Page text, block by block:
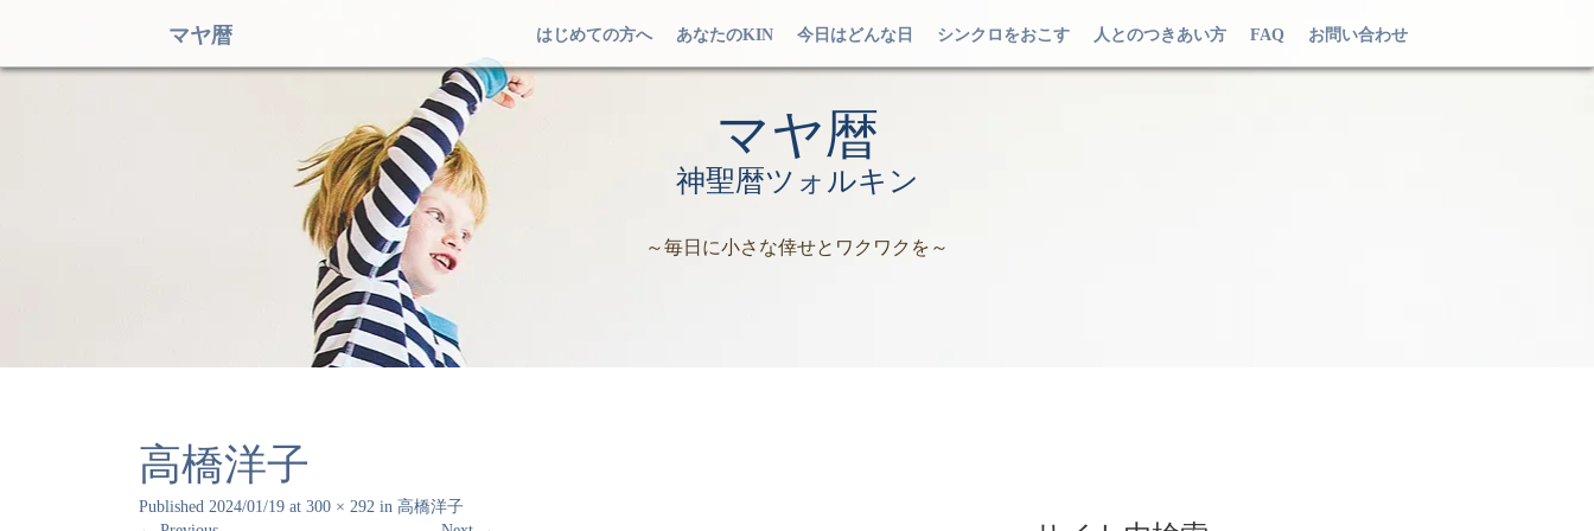
マヤ暦 はじめての方へ あなたのKIN 今日はどんな日 シンクロをおこす 人とのつきあい方 FAQ お問い合わせ
マヤ暦
神聖暦ツォルキン
～毎日に小さな倖せとワクワクを～
高橋洋子
Published 2024/01/19 at 300 × 292 in 高橋洋子